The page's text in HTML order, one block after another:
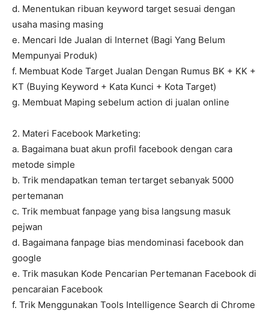
d. Menentukan ribuan keyword target sesuai dengan
usaha masing masing
e. Mencari Ide Jualan di Internet (Bagi Yang Belum
Mempunyai Produk)
f. Membuat Kode Target Jualan Dengan Rumus BK + KK +
KT (Buying Keyword + Kata Kunci + Kota Target)
g. Membuat Maping sebelum action di jualan online
2. Materi Facebook Marketing:
a. Bagaimana buat akun profil facebook dengan cara
metode simple
b. Trik mendapatkan teman tertarget sebanyak 5000
pertemanan
c. Trik membuat fanpage yang bisa langsung masuk
pejwan
d. Bagaimana fanpage bias mendominasi facebook dan
google
e. Trik masukan Kode Pencarian Pertemanan Facebook di
pencaraian Facebook
f. Trik Menggunakan Tools Intelligence Search di Chrome